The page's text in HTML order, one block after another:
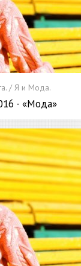
/ Я и Мода.
- «Мода»